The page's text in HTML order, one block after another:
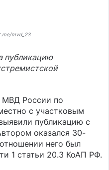
mvd_23
публикацию
МВД России по
с участковым
публикацию с
оказался 30-
него был
1 статьи 20.3 КоАП РФ.